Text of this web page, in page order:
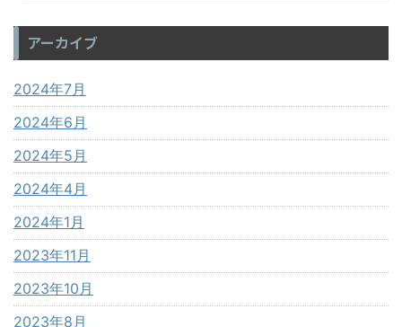
アーカイブ
2024年7月
2024年6月
2024年5月
2024年4月
2024年1月
2023年11月
2023年10月
2023年8月